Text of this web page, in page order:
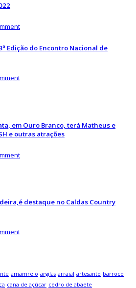
Edição do Encontro Nacional de
em Ouro Branco, terá Matheus e
e outras atrações
destaque no Caldas Country
amamrelo argilas arraial artesanto barroco
cana de açúcar cedro de abaete